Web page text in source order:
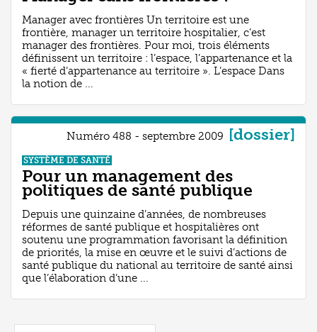
Manager avec frontières Un territoire est une
frontière, manager un territoire hospitalier, c’est
manager des frontières. Pour moi, trois éléments
définissent un territoire : l’espace, l’appartenance et la
« fierté d’appartenance au territoire ». L’espace Dans
la notion de ...
Numéro 488 - septembre 2009 [dossier]
SYSTÈME DE SANTÉ
Pour un management des
politiques de santé publique
Depuis une quinzaine d’années, de nombreuses
réformes de santé publique et hospitalières ont
soutenu une programmation favorisant la définition
de priorités, la mise en œuvre et le suivi d’actions de
santé publique du national au territoire de santé ainsi
que l’élaboration d’une ...